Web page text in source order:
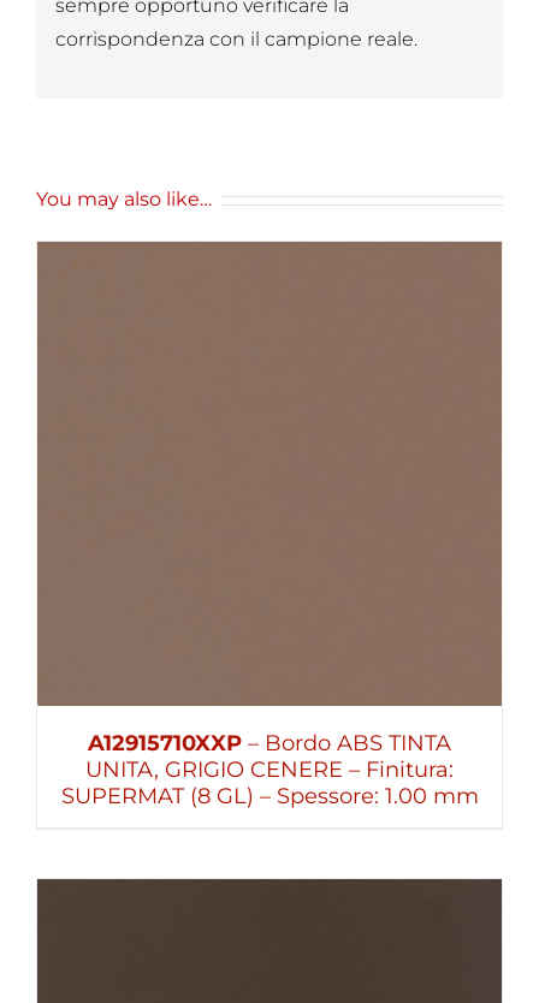
sempre opportuno verificare la
corrispondenza con il campione reale.
You may also like…
A12915710XXP – Bordo ABS TINTA
UNITA, GRIGIO CENERE – Finitura:
SUPERMAT (8 GL) – Spessore: 1.00 mm